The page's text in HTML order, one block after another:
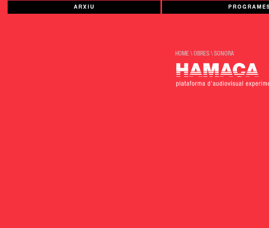
ARXIU
HOME\OBRES\SONORA